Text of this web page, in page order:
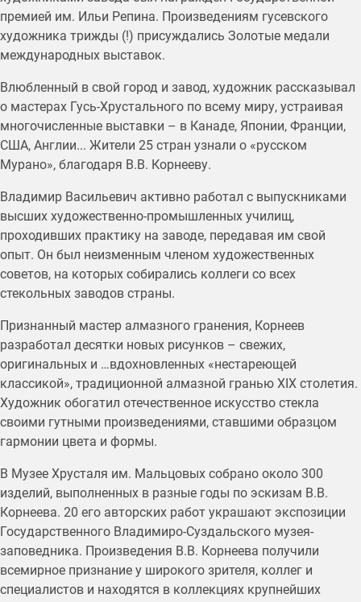
премией им. Ильи Репина. Произведениям гусевского
художника трижды (!) присуждались Золотые медали
международных выставок.
Влюбленный в свой город и завод, художник рассказывал
о мастерах Гусь-Хрустального по всему миру, устраивая
многочисленные выставки – в Канаде, Японии, Франции,
США, Англии... Жители 25 стран узнали о «русском
Мурано», благодаря В.В. Корнееву.
Владимир Васильевич активно работал с выпускниками
высших художественно-промышленных училищ,
проходивших практику на заводе, передавая им свой
опыт. Он был неизменным членом художественных
советов, на которых собирались коллеги со всех
стекольных заводов страны.
Признанный мастер алмазного гранения, Корнеев
разработал десятки новых рисунков – свежих,
оригинальных и …вдохновленных «нестареющей
классикой», традиционной алмазной гранью XIX столетия.
Художник обогатил отечественное искусство стекла
своими гутными произведениями, ставшими образцом
гармонии цвета и формы.
В Музее Хрусталя им. Мальцовых собрано около 300
изделий, выполненных в разные годы по эскизам В.В.
Корнеева. 20 его авторских работ украшают экспозиции
Государственного Владимиро-Суздальского музея-
заповедника. Произведения В.В. Корнеева получили
всемирное признание у широкого зрителя, коллег и
специалистов и находятся в коллекциях крупнейших